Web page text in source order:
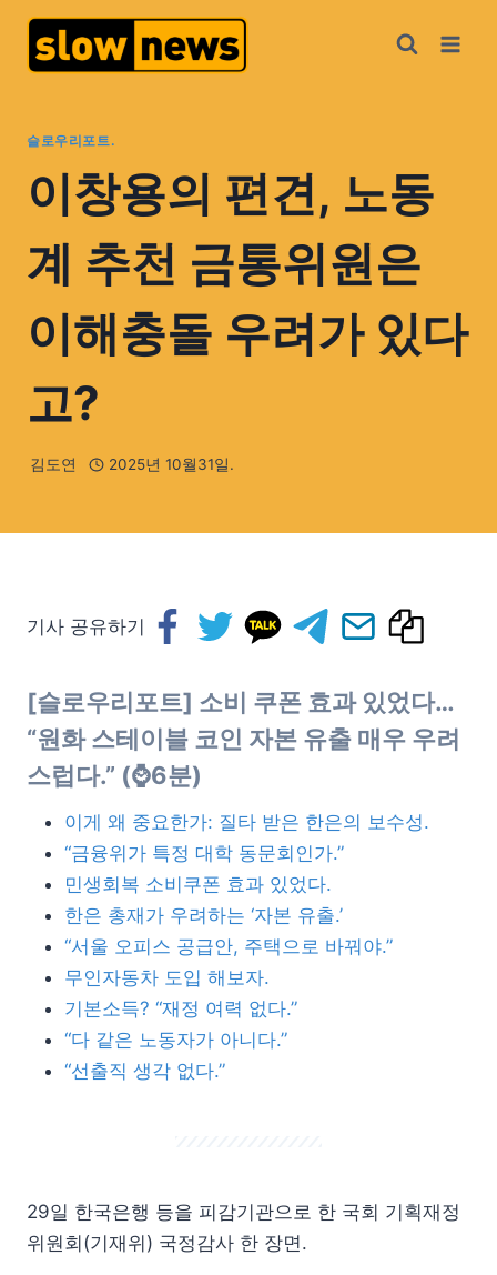
슬로우리포트.
이창용의 편견, 노동
계 추천 금통위원은
이해충돌 우려가 있다
고?
김도연 2025년 10월31일.
기사 공유하기
[슬로우리포트] 소비 쿠폰 효과 있었다…
“원화 스테이블 코인 자본 유출 매우 우려
스럽다.” (⌚6분)
이게 왜 중요한가: 질타 받은 한은의 보수성.
“금융위가 특정 대학 동문회인가.”
민생회복 소비쿠폰 효과 있었다.
한은 총재가 우려하는 ‘자본 유출.’
“서울 오피스 공급안, 주택으로 바꿔야.”
무인자동차 도입 해보자.
기본소득? “재정 여력 없다.”
“다 같은 노동자가 아니다.”
“선출직 생각 없다.”
29일 한국은행 등을 피감기관으로 한 국회 기획재정
위원회(기재위) 국정감사 한 장면.